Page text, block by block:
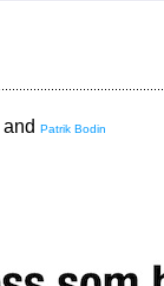
and Patrik Bodin